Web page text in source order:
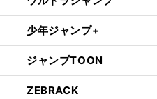
少年ジャンプ+
ジャンプTOON
ZEBRACK